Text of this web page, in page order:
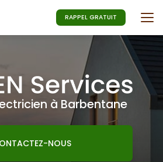
RAPPEL GRATUIT
à Barbentane
NOUS